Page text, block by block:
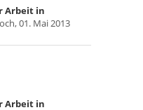
Arbeit in
01. Mai 2013
Arbeit in